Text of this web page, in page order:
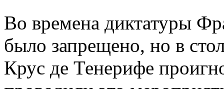
Во времена диктатуры
было запрещено, но в
Крус де Тенерифе